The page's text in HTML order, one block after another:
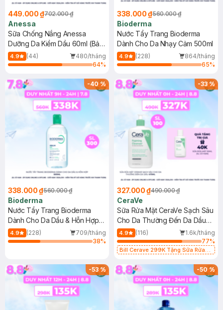
449.000 ₫702.000 ₫
Anessa
Sữa Chống Nắng Anessa
Dưỡng Da Kiềm Dầu 60ml (Bản
Mới)
4.9 (44)
480/tháng
64%
338.000 ₫560.000 ₫
Bioderma
Nước Tẩy Trang Bioderma
Dành Cho Da Nhạy Cảm 500ml
4.9 (228)
864/tháng
65%
-40%
338.000 ₫560.000 ₫
Bioderma
Nước Tẩy Trang Bioderma
Dành Cho Da Dầu & Hỗn Hợp
500ml
4.9 (228)
709/tháng
38%
-33%
327.000 ₫490.000 ₫
CeraVe
Sữa Rửa Mặt CeraVe Sạch Sâu
Cho Da Thường Đến Da Dầu
473ml
4.9 (116)
1.6k/tháng
77%
Bill Cerave 299K Tặng Sữa Rửa
-53% -50%